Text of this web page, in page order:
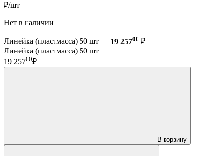
₽/шт
Нет в наличии
Линейка (пластмасса) 50 шт — 19 25700 ₽
Линейка (пластмасса) 50 шт
19 25700₽
В корзину